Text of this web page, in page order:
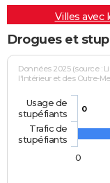
Villes avec
Drogues et
Données 2025 (source :
l'Intérieur et des Outre-
0
Usage de
stupéfiants
Trafic de
stupéfiants
0